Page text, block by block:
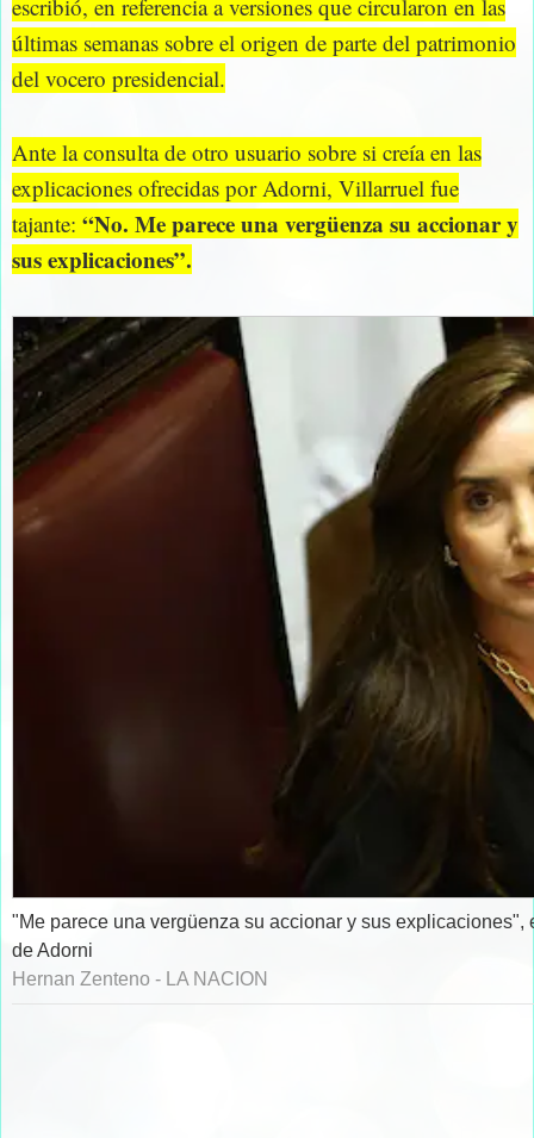
escribió, en referencia a versiones que circularon en las
últimas semanas sobre el origen de parte del patrimonio
del vocero presidencial.
Ante la consulta de otro usuario sobre si creía en las
explicaciones ofrecidas por Adorni, Villarruel fue
tajante: “No. Me parece una vergüenza su accionar y
sus explicaciones”.
"Me parece una vergüenza su accionar y sus
de Adorni
Hernan Zenteno - LA NACION